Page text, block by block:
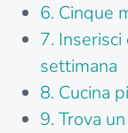
6. Cinque
7.
settimana
8. Cucina
9. Trova